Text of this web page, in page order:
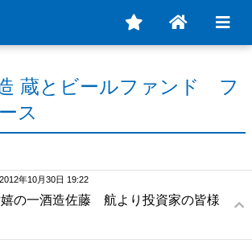
蔵とビールファンド フ
ス
2012年10月30日 19:22
嬉の一酒造佐藤 航より投資家の皆様